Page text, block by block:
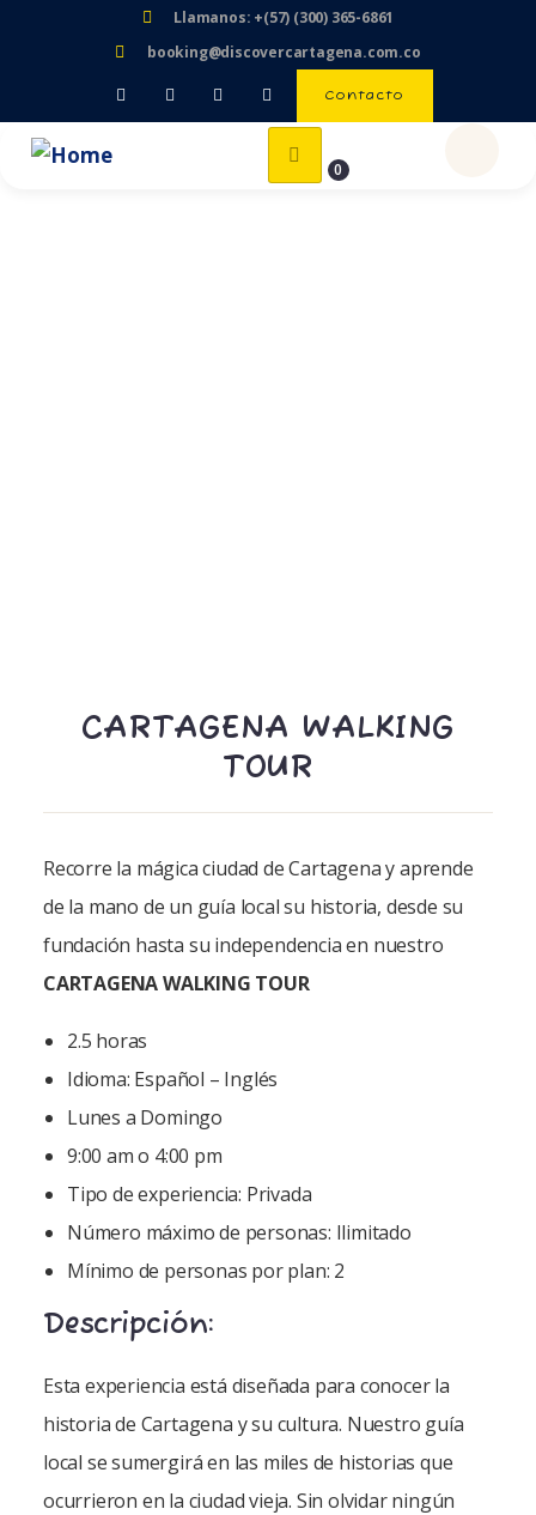
Llamanos: +(57) (300) 365-6861
booking@discovercartagena.com.co
Contacto
0
CARTAGENA WALKING
TOUR
Recorre la mágica ciudad de Cartagena y aprende
de la mano de un guía local su historia, desde su
fundación hasta su independencia en nuestro
CARTAGENA WALKING TOUR
2.5 horas
Idioma: Español – Inglés
Lunes a Domingo
9:00 am o 4:00 pm
Tipo de experiencia: Privada
Número máximo de personas: Ilimitado
Mínimo de personas por plan: 2
Descripción:
Esta experiencia está diseñada para conocer la
historia de Cartagena y su cultura. Nuestro guía
local se sumergirá en las miles de historias que
ocurrieron en la ciudad vieja. Sin olvidar ningún